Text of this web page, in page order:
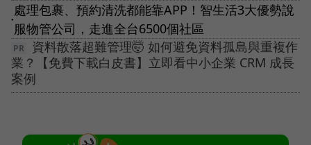
●
處理包裹、預約清洗都能靠APP！智生活3大優勢說
服物管公司，走進全台6500個社區
資料散落超難管理🤯 如何避免資料孤島與重複作
業？【免費下載白皮書】立即看中小企業 CRM 成長
案例